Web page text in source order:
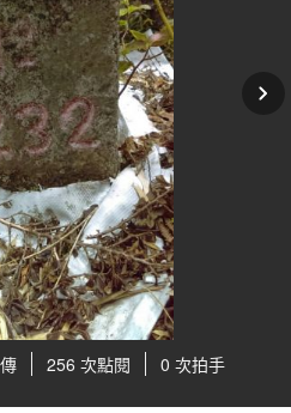
256 次點閱 0 次拍手